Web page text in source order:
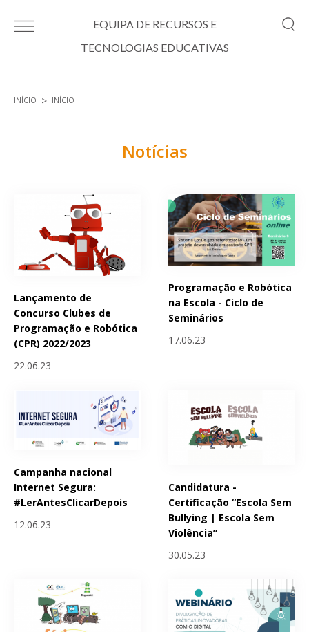
EQUIPA DE RECURSOS E
TECNOLOGIAS EDUCATIVAS
INÍCIO INÍCIO
Notícias
Lançamento de
Concurso Clubes de
Programação e Robótica
(CPR) 2022/2023
22.06.23
Programação e Robótica
na Escola - Ciclo de
Seminários
17.06.23
Campanha nacional
Internet Segura:
#LerAntesClicarDepois
12.06.23
Candidatura -
Certificação “Escola Sem
Bullying | Escola Sem
Violência”
30.05.23
Páginas